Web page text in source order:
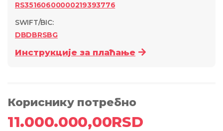
RS35160600000219393776
SWIFT/BIC:
DBDBRSBG
Инструкције за плаћање
Кориснику потребно
11.000.000,00RSD